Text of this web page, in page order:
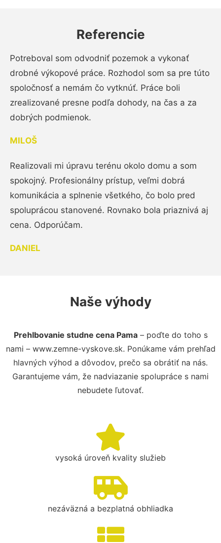
Referencie
Potreboval som odvodniť pozemok a vykonať
drobné výkopové práce. Rozhodol som sa pre túto
spoločnosť a nemám čo vytknúť. Práce boli
zrealizované presne podľa dohody, na čas a za
dobrých podmienok.
MILOŠ
Realizovali mi úpravu terénu okolo domu a som
spokojný. Profesionálny prístup, veľmi dobrá
komunikácia a splnenie všetkého, čo bolo pred
spoluprácou stanovené. Rovnako bola priaznivá aj
cena. Odporúčam.
DANIEL
Naše výhody
Prehlbovanie studne cena Pama– poďte do toho s
nami – www.zemne-vyskove.sk. Ponúkame vám prehľad
hlavných výhod a dôvodov, prečo sa obrátiť na nás.
Garantujeme vám, že nadviazanie spolupráce s nami
nebudete ľutovať.
vysoká úroveň kvality služieb
nezáväzná a bezplatná obhliadka